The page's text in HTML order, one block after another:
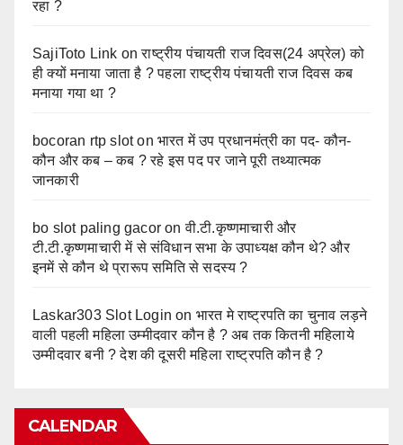
रहा ?
SajiToto Link onराष्ट्रीय पंचायती राज दिवस(24 अप्रेल) को
ही क्यों मनाया जाता है ? पहला राष्ट्रीय पंचायती राज दिवस कब
मनाया गया था ?
bocoran rtp slotonभारत में उप प्रधानमंत्री का पद- कौन-
कौन और कब – कब ? रहे इस पद पर जाने पूरी तथ्यात्मक
जानकारी
bo slot paling gacor onवी.टी.कृष्णमाचारी और
टी.टी.कृष्णमाचारी में से संविधान सभा के उपाध्यक्ष कौन थे? और
इनमें से कौन थे प्रारूप समिति से सदस्य ?
Laskar303 Slot Login on भारत मे राष्ट्रपति का चुनाव लड़ने
वाली पहली महिला उम्मीदवार कौन है ? अब तक कितनी महिलाये
उम्मीदवार बनी ? देश की दूसरी महिला राष्ट्रपति कौन है ?
CALENDAR